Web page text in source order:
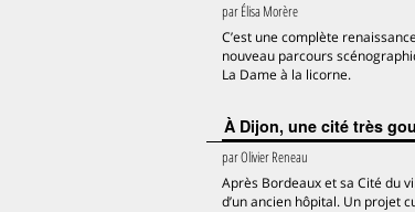
parÉlisa Morère
C’est une complète
nouveau parcours
La Dame à la licorne.
À Dijon, une cité très
parOlivier Reneau
Après Bordeaux et sa Cité du
d’un ancien hôpital. Un projet